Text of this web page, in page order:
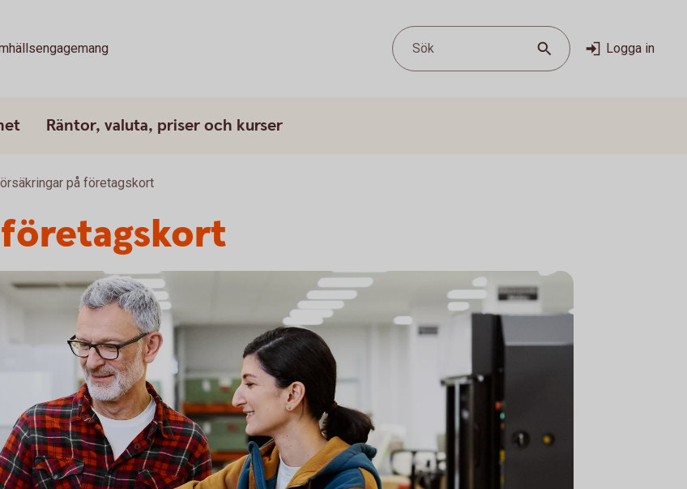
Sök Logga in
Räntor, valuta, priser och kurser
på företagskort